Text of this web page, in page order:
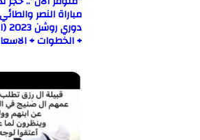
مباراة النصر والطائي في
دوري روشن 2023 (الرابط
+ الخطوات + الاسعار)